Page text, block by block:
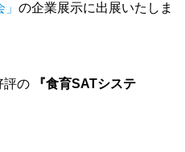
の企業展示に出展いたしま
評の
『食育SATシステ